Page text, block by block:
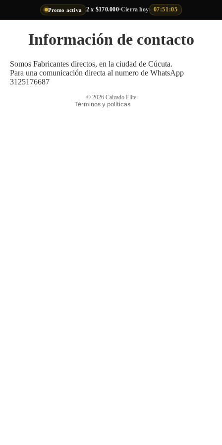
Promo activa 2 x $170.000•Cierra hoy 07:51:05
Información de contacto
Somos Fabricantes directos, en la ciudad de Cúcuta.
Para una comunicación directa al numero de WhatsApp
3125176687
© 2026 Calzado Elite
Términos y políticas
Política de privacidad
Política de envío
Información de contacto